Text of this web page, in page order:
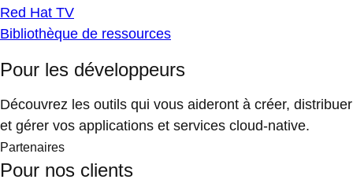
Red Hat TV
Bibliothèque de ressources
Pour les développeurs
Découvrez les outils qui vous aideront à créer, distribuer
et gérer vos applications et services cloud-native.
Partenaires
Pour nos clients